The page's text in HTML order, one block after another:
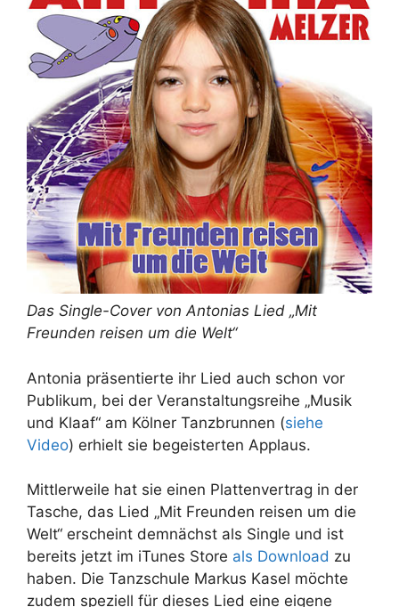
Das Single-Cover von Antonias Lied „Mit
Freunden reisen um die Welt“
Antonia präsentierte ihr Lied auch schon vor
Publikum, bei der Veranstaltungsreihe „Musik
und Klaaf“ am Kölner Tanzbrunnen (siehe
Video) erhielt sie begeisterten Applaus.
Mittlerweile hat sie einen Plattenvertrag in der
Tasche, das Lied „Mit Freunden reisen um die
Welt“ erscheint demnächst als Single und ist
bereits jetzt im iTunes Store als Download zu
haben. Die Tanzschule Markus Kasel möchte
zudem speziell für dieses Lied eine eigene